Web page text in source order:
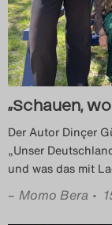
„Schauen,
Der Autor Dinçer
„Unser
und was das mit
– Momo Bera •